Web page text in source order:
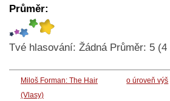
Průměr:
Tvé hlasování: Žádná Průměr: 5 (4
Miloš Forman: The Hair
(Vlasy)
o úroveň výš